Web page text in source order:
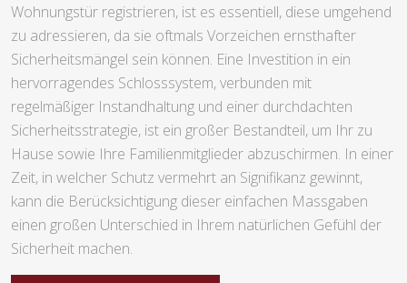
Wohnungstür registrieren, ist es essentiell, diese umgehend
zu adressieren, da sie oftmals Vorzeichen ernsthafter
Sicherheitsmängel sein können. Eine Investition in ein
hervorragendes Schlosssystem, verbunden mit
regelmäßiger Instandhaltung und einer durchdachten
Sicherheitsstrategie, ist ein großer Bestandteil, um Ihr zu
Hause sowie Ihre Familienmitglieder abzuschirmen. In einer
Zeit, in welcher Schutz vermehrt an Signifikanz gewinnt,
kann die Berücksichtigung dieser einfachen Massgaben
einen großen Unterschied in Ihrem natürlichen Gefühl der
Sicherheit machen.